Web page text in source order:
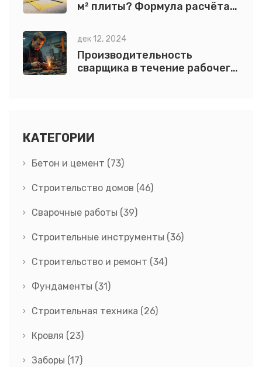
м² плиты? Формула расчёта и
дек 12, 2024
Производительность
сварщика в течение рабочего
КАТЕГОРИИ
Бетон и цемент (73)
Строительство домов (46)
Сварочные работы (39)
Строительные инструменты (36)
Строительство и ремонт (34)
Фундаменты (31)
Строительная техника (26)
Кровля (23)
Заборы (17)